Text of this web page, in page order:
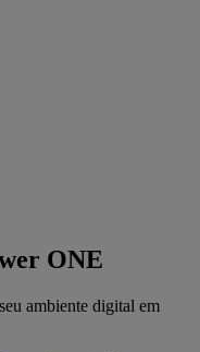
ONE
ambiente digital em